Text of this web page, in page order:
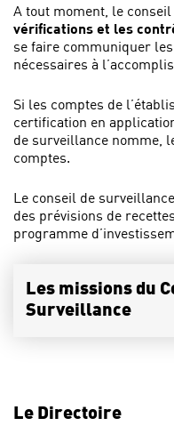
A tout moment, le
vérifications et les
se faire communiquer
nécessaires à
Si les comptes de
certification en
de surveillance nomme,
comptes.
Le conseil de surveillance
des prévisions de
programme
Les missions du
Surveillance
Le Directoire